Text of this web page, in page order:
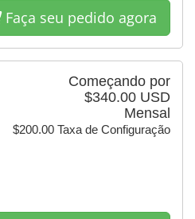
Faça seu pedido agora
Começando por
$340.00 USD
Mensal
$200.00 Taxa de Configuração